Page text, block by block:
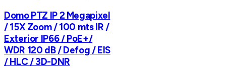
Domo PTZ IP 2 Megapixel
/ 15X Zoom / 100 mts IR /
Exterior IP66 / PoE+/
WDR 120 dB / Defog / EIS
/ HLC / 3D-DNR